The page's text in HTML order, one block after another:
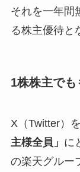
それを一年間
る株主優待と
1株株主でも
X（Twitter）
主様全員」 に
の楽天グルー